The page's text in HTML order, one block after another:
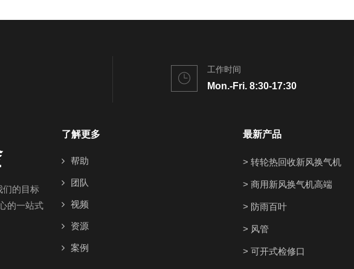
工作时间
Mon.-Fri. 8:30-17:30
们的目标
的一站式
了解更多
帮助
团队
视频
资源
案例
最新产品
> 转轮热回收新风换气机
> 商用新风换气机高端
> 防雨百叶
> 风管
> 可开式检修口